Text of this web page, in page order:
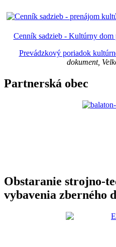
Cenník sadzieb - Kultúrny
Prevádzkový poriadok
dokument,
Partnerská obec
Obstaranie strojno-
vybavenia zberného